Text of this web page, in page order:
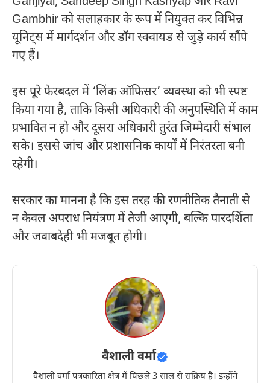
Gambhirको सलाहकार के रूप में नियुक्त कर विभिन्न
यूनिट्स में मार्गदर्शन और डॉग स्क्वायड से जुड़े कार्य सौंपे
गए हैं।
इस पूरे फेरबदल में ‘लिंक ऑफिसर’ व्यवस्था को भी स्पष्ट
किया गया है, ताकि किसी अधिकारी की अनुपस्थिति में काम
प्रभावित न हो और दूसरा अधिकारी तुरंत जिम्मेदारी संभाल
सके। इससे जांच और प्रशासनिक कार्यों में निरंतरता बनी
रहेगी।
सरकार का मानना है कि इस तरह की रणनीतिक तैनाती से
न केवल अपराध नियंत्रण में तेजी आएगी, बल्कि पारदर्शिता
और जवाबदेही भी मजबूत होगी।
वैशाली वर्मा
वैशाली वर्मा पत्रकारिता क्षेत्र में पिछले 3 साल से सक्रिय है। इन्होंने